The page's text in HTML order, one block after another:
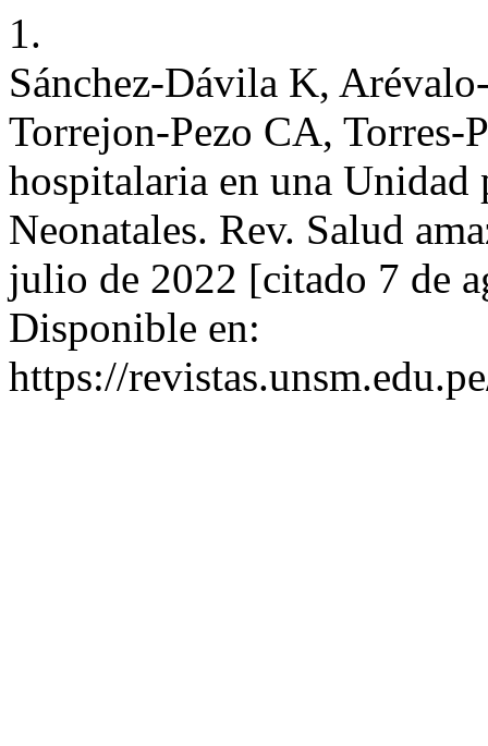
1.
Sánchez-Dávila K,
Torrejon-Pezo CA, Torres-
hospitalaria en una Unidad
Neonatales. Rev. Salud
julio de 2022 [citado 7 de
Disponible en:
https://